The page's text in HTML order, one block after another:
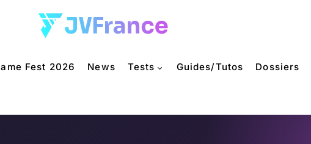
Fest 2026 News Tests Guides/Tutos Dossiers